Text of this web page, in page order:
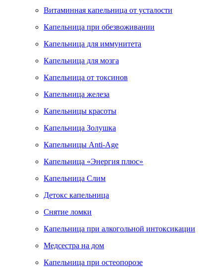
Витаминная капельница от усталости
Капельница при обезвоживании
Капельница для иммунитета
Капельница для мозга
Капельница от токсинов
Капельница железа
Капельницы красоты
Капельница Золушка
Капельницы Anti-Age
Капельница «Энергия плюс»
Капельница Слим
Детокс капельница
Снятие ломки
Капельница при алкогольной интоксикации
Медсестра на дом
Капельница при остеопорозе